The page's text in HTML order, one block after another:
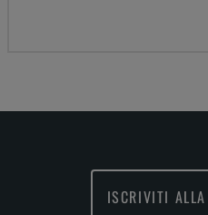
ISCRIVITI